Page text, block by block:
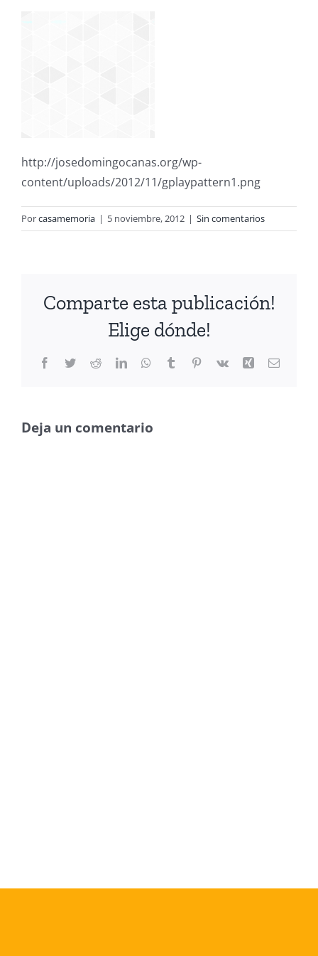
http://josedomingocanas.org/wp-
content/uploads/2012/11/gplaypattern1.png
Porcasamemoria | 5 noviembre, 2012 | Sin comentarios
Comparte esta publicación!
Elige dónde!
Facebook
TwitterRedditLinkedInWhatsApp
TumblrPinterest
Vk Xing Correo
Deja un comentario